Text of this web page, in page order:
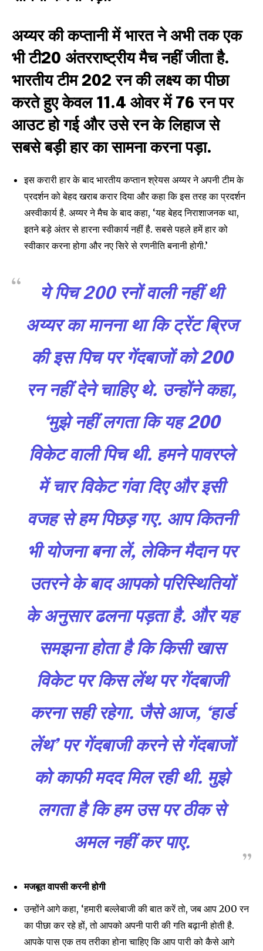
Join our community of
SUBSCRIBERS and be part of the
conversation.
To subscribe, simply enter your email address on our website
or click the subscribe button below. Don't worry, we respect
your privacy and won't spam your inbox. Your information is
safe with us.
I've read and accept thePrivacy Policy.
अय्यर की कप्तानी में भारत ने अभी तक एक
भी टी20 अंतरराष्ट्रीय मैच नहीं जीता है.
भारतीय टीम 202 रन की लक्ष्य का पीछा
करते हुए केवल 11.4 ओवर में 76 रन पर
आउट हो गई और उसे रन के लिहाज से
सबसे बड़ी हार का सामना करना पड़ा.
इस करारी हार के बाद भारतीय कप्तान श्रेयस अय्यर ने अपनी टीम के
प्रदर्शन को बेहद खराब करार दिया और कहा कि इस तरह का प्रदर्शन
अस्वीकार्य है. अय्यर ने मैच के बाद कहा, ‘यह बेहद निराशाजनक था,
इतने बड़े अंतर से हारना स्वीकार्य नहीं है. सबसे पहले हमें हार को
स्वीकार करना होगा और नए सिरे से रणनीति बनानी होगी.’
ये पिच 200 रनों वाली नहीं थी
अय्यर का मानना ​​था कि ट्रेंट ब्रिज
की इस पिच पर गेंदबाजों को 200
रन नहीं देने चाहिए थे. उन्होंने कहा,
‘मुझे नहीं लगता कि यह 200
विकेट वाली पिच थी. हमने पावरप्ले
में चार विकेट गंवा दिए और इसी
वजह से हम पिछड़ गए. आप कितनी
भी योजना बना लें, लेकिन मैदान पर
उतरने के बाद आपको परिस्थितियों
के अनुसार ढलना पड़ता है. और यह
समझना होता है कि किसी खास
विकेट पर किस लेंथ पर गेंदबाजी
करना सही रहेगा. जैसे आज, ‘हार्ड
लेंथ’ पर गेंदबाजी करने से गेंदबाजों
को काफी मदद मिल रही थी. मुझे
लगता है कि हम उस पर ठीक से
अमल नहीं कर पाए.
मजबूत वापसी करनी होगी
उन्होंने आगे कहा, ‘हमारी बल्लेबाजी की बात करें तो, जब आप 200 रन
का पीछा कर रहे हों, तो आपको अपनी पारी की गति बढ़ानी होती है.
आपके पास एक तय तरीका होना चाहिए कि आप पारी को कैसे आगे